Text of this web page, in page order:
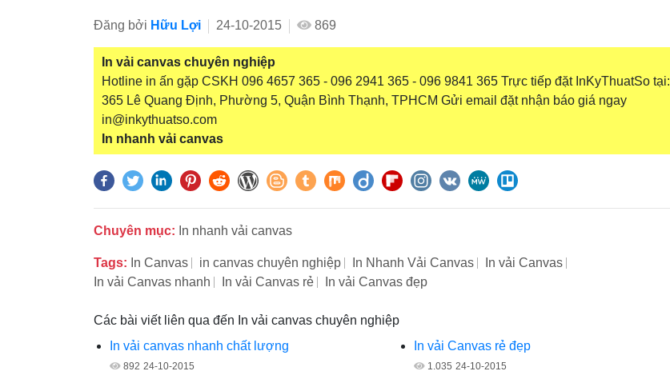
Đăng bởi Hữu Lợi 24-10-2015 869
In vải canvas chuyên nghiệp
Hotline in ấn gặp CSKH 096 4657 365 - 096 2941 365 - 096 9841 365 Trực tiếp đặt InKyThuatSo tại:
365 Lê Quang Định, Phường 5, Quận Bình Thạnh, TPHCM Gửi email đặt nhận báo giá ngay
in@inkythuatso.com
In nhanh vải canvas
Chuyên mục: In nhanh vải canvas
Tags: In Canvas in canvas chuyên nghiệp In Nhanh Vải Canvas
In vải Canvas
In vải Canvas nhanh
In vải Canvas rẻ In vải Canvas đẹp
Các bài viết liên qua đến In vải canvas chuyên nghiệp
In vải canvas nhanh chất lượng
892 24-10-2015
In vải Canvas rẻ đẹp
1.035 24-10-2015